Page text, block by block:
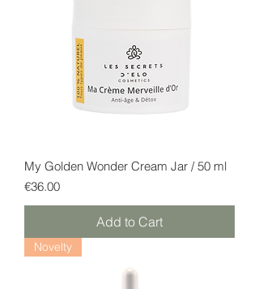
My Golden Wonder Cream Jar / 50 ml
Price
€36.00
Add to Cart
Novelty